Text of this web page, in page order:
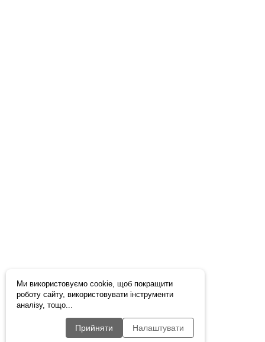
Ми використовуємо cookie, щоб покращити
роботу сайту, використовувати інструменти
аналізу, тощо...
Прийняти Налаштувати